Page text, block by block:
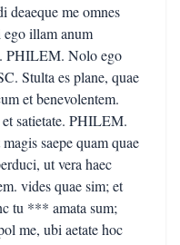
deaeque me omnes
ego illam anum
PHILEM. Nolo ego
Stulta es plane, quae
et benevolentem.
et satietate. PHILEM.
saepe quam quae
ut vera haec
vides quae sim; et
tu *** amata sum;
me, ubi aetate hoc